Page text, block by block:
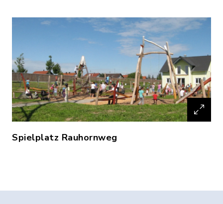
Spielplatz Rauhornweg